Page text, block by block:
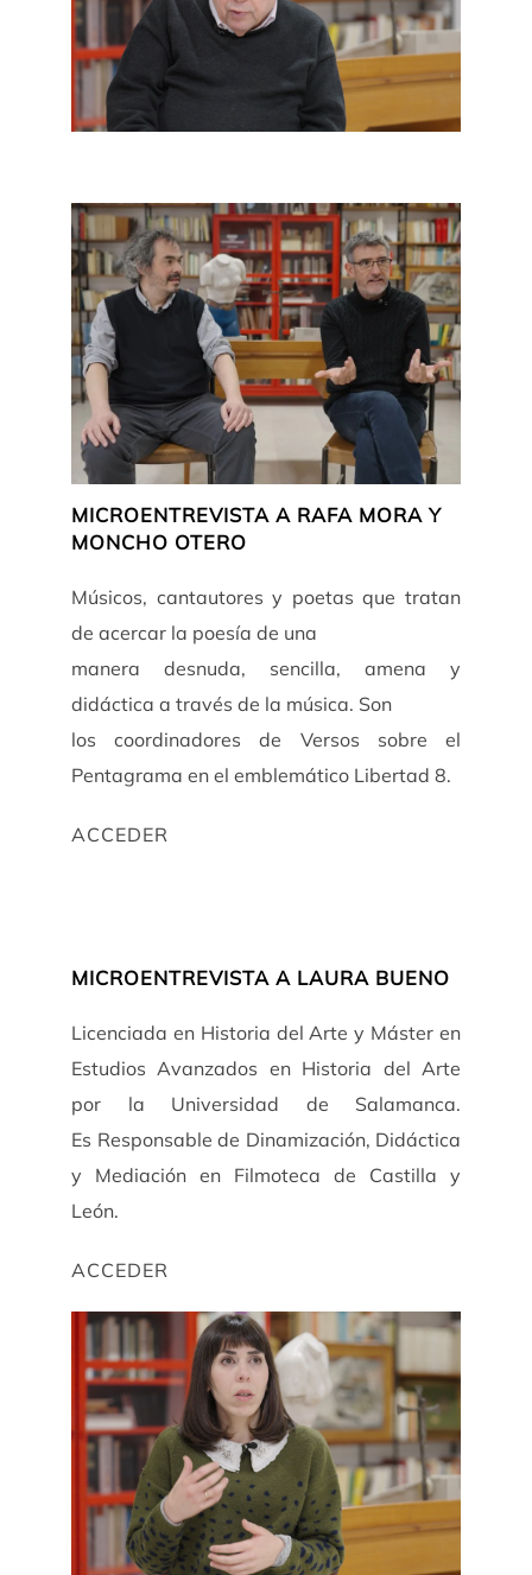
MICROENTREVISTA A RAFA MORA Y
MONCHO OTERO
Músicos, cantautores y poetas que tratan
de acercar la poesía de una
manera desnuda, sencilla, amena y
didáctica a través de la música. Son
los coordinadores de Versos sobre el
Pentagrama en el emblemático Libertad 8.
ACCEDER
MICROENTREVISTA A LAURA BUENO
Licenciada en Historia del Arte y Máster en
Estudios Avanzados en Historia del Arte
por la Universidad de Salamanca.
Es Responsable de Dinamización, Didáctica
y Mediación en Filmoteca de Castilla y
León.
ACCEDER